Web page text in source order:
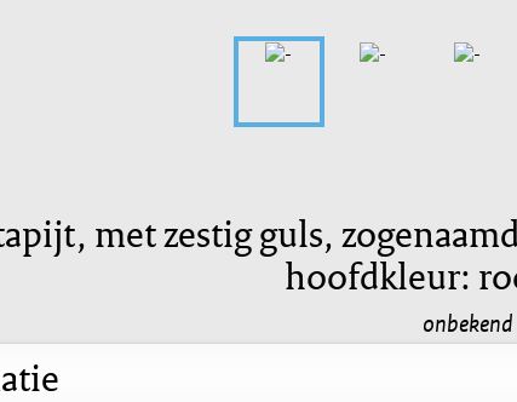
met zestig guls,
hoofdkleur:
onbekend